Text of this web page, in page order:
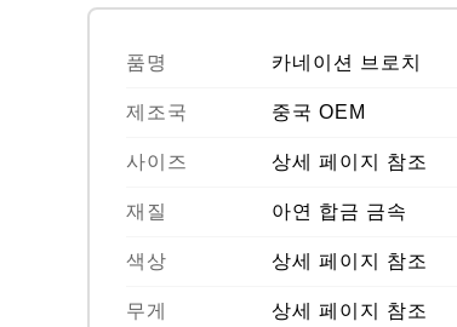
품명 카네이션 브로치
제조국 중국 OEM
사이즈 상세 페이지 참조
재질 아연 합금 금속
색상 상세 페이지 참조
무게 상세 페이지 참조